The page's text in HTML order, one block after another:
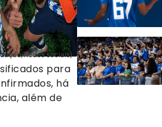
Redes sociais)
para
há
além de